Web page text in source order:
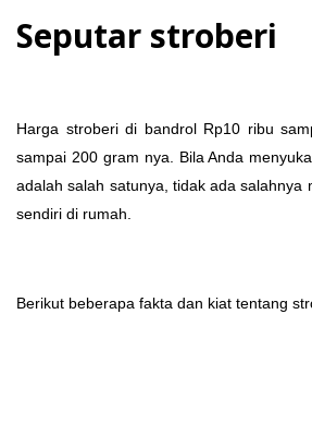
Seputar stroberi
Harga stroberi di bandrol Rp10 ribu
sampai 200 gram nya. Bila Anda
adalah salah satunya, tidak ada salahnya
sendiri di rumah.
Berikut beberapa fakta dan kiat tentang